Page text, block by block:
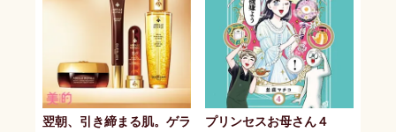
翌朝、引き締まる肌。ゲラ
プリンセスお母さん４